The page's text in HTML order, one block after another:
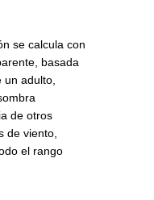
se calcula con
basada
adulto,
de otros
de viento,
el rango